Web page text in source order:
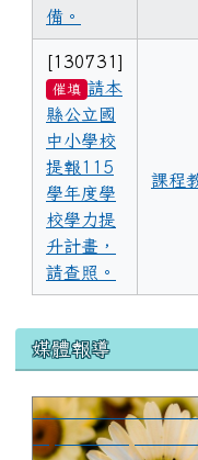
備。
[130731]
催填 請本
縣公立國
中小學校
提報115
學年度學
校學力提
升計畫，
請查照。
課程
媒體報導
花蓮縣富里鄉永豐國
缺)甄選簡章(1次公